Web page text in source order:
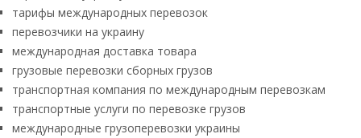
тарифы международных перевозок
перевозчики на украину
международная доставка товара
грузовые перевозки сборных грузов
транспортная компания по международным перевозкам
транспортные услуги по перевозке грузов
международные грузоперевозки украины